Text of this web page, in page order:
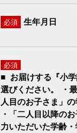
必須 生年月日
必須
■ お届けする『小
選びください。 ・
人目のお子さま」
・「二人目以降の
力いただいた学齢